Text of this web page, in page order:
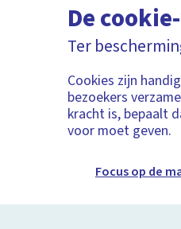
De
Ter
Cookies zijn
bezoekers
kracht is, bepaalt
voor moet geven.
Focus op de